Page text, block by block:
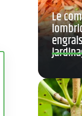
Le